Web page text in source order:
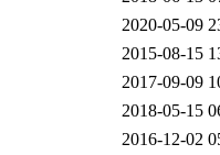
2020-05-09
2015-08-15
2017-09-09
2018-05-15
2016-12-02